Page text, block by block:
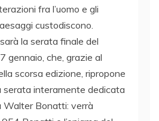
fra l’uomo e gli
custodiscono.
la serata finale del
gennaio, che, grazie al
scorsa edizione, ripropone
serata interamente dedicata
Walter Bonatti: verrà